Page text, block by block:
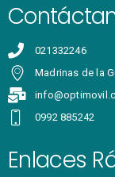
021332246
Madrinas de la
0992 885242
Enlaces